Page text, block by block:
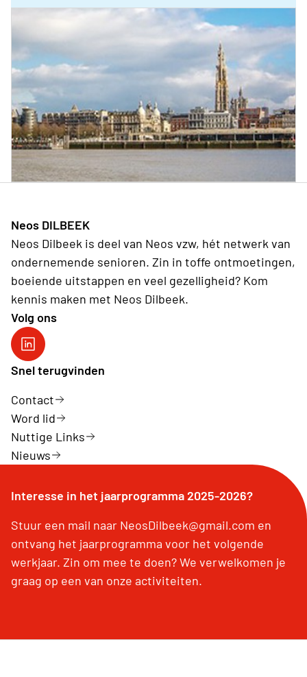
Neos DILBEEK
Neos Dilbeek is deel van Neos vzw, hét netwerk van
ondernemende senioren. Zin in toffe ontmoetingen,
boeiende uitstappen en veel gezelligheid? Kom
kennis maken met Neos Dilbeek.
Volg ons
Neos DiNA
Snel terugvinden
Contact
Word lid
Nuttige Links
Nieuws
Interesse in het jaarprogramma 2025-2026?
Stuur een mail naar NeosDilbeek@gmail.com en
ontvang het jaarprogramma voor het volgende
werkjaar. Zin om mee te doen? We verwelkomen je
graag op een van onze activiteiten.